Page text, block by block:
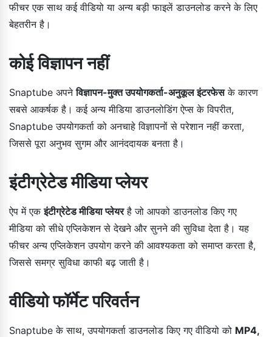
फीचर एक साथ कई वीडियो या अन्य बड़ी फाइलें डाउनलोड करने के लिए
बेहतरीन है।
कोई विज्ञापन नहीं
Snaptube अपनेविज्ञापन-मुक्त उपयोगकर्ता-अनुकूल इंटरफेसके कारण
सबसे आकर्षक है। कई अन्य मीडिया डाउनलोडिंग ऐप्स के विपरीत,
Snaptube उपयोगकर्ता को अनचाहे विज्ञापनों से परेशान नहीं करता,
जिससे पूरा अनुभव सुगम और आनंददायक बनता है।
इंटीग्रेटेड मीडिया प्लेयर
ऐप में एकइंटीग्रेटेड मीडिया प्लेयरहै जो आपको डाउनलोड किए गए
मीडिया को सीधे एप्लिकेशन से देखने और सुनने की सुविधा देता है। यह
फीचर अन्य एप्लिकेशन उपयोग करने की आवश्यकता को समाप्त करता है,
जिससे समग्र सुविधा काफी बढ़ जाती है।
वीडियो फॉर्मेट परिवर्तन
Snaptube के साथ, उपयोगकर्ता डाउनलोड किए गए वीडियो को MP4,